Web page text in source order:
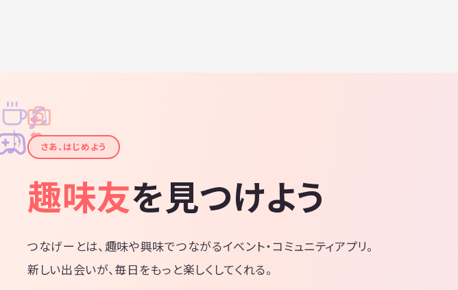
✦
✦
✧
✧
♪
♫
さあ、はじめよう
趣味友を見つけよう
つなげーとは、趣味や興味でつながるイベント・コミュニティアプリ。
新しい出会いが、毎日をもっと楽しくしてくれる。